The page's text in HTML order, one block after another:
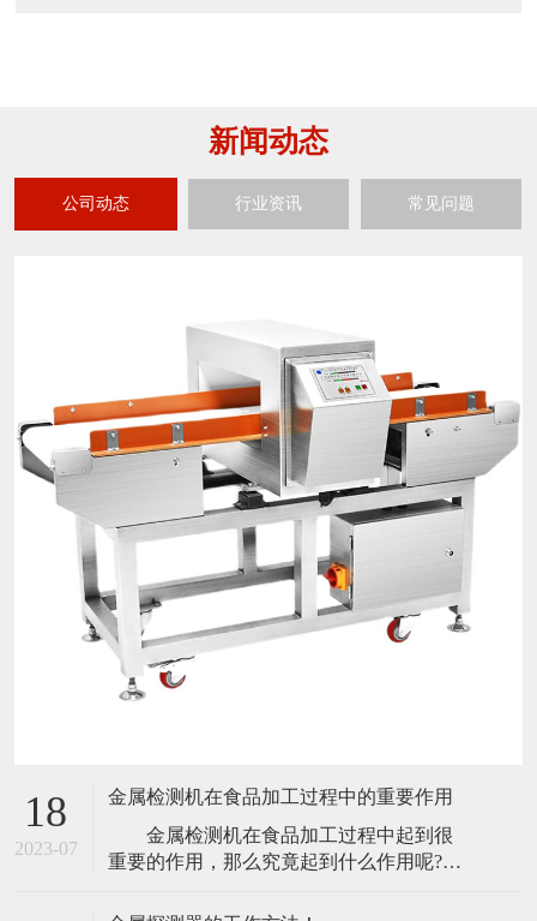
新闻动态
公司动态 行业资讯 常见问题
18
2023-07
金属检测机在食品加工过程中的重要作用
金属检测机在食品加工过程中起到很
重要的作用，那么究竟起到什么作用呢?今
装是食品不可分割的一部分。它保护食